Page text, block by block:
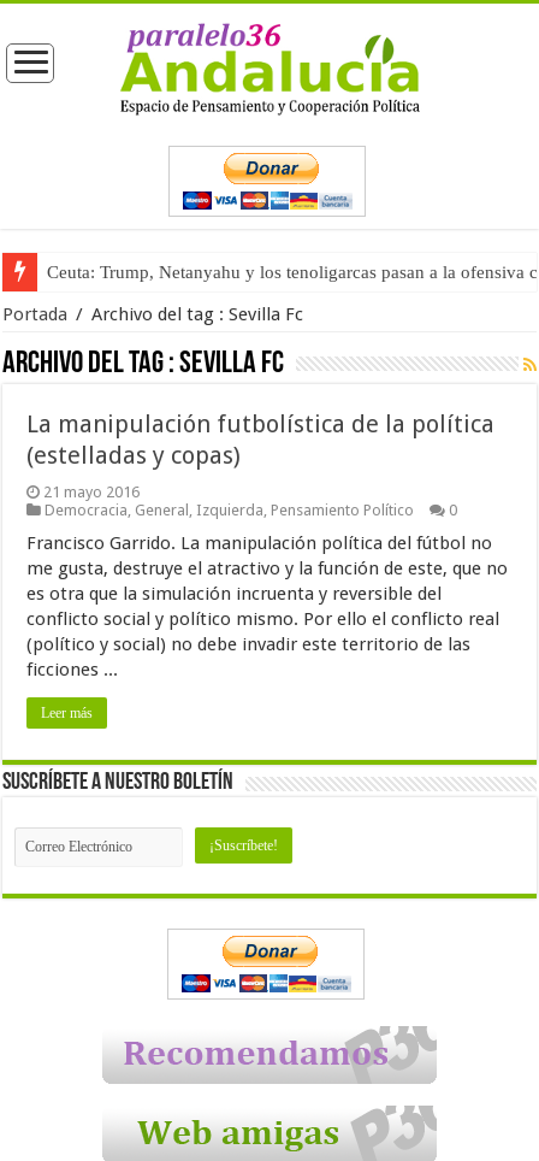
Ceuta: Trump, Netanyahu y los tenoligarcas pasan a la ofensiva
Portada / Archivo del tag :Sevilla Fc
Archivo del tag :Sevilla Fc
La manipulación futbolística de la política
(estelladas y copas)
21 mayo 2016
Democracia, General , Izquierda, Pensamiento Político 0
Francisco Garrido. La manipulación política del fútbol no
me gusta, destruye el atractivo y la función de este, que no
es otra que la simulación incruenta y reversible del
conflicto social y político mismo. Por ello el conflicto real
(político y social) no debe invadir este territorio de las
ficciones ...
Leer más
Suscríbete a nuestro Boletín